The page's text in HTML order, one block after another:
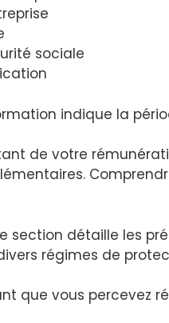
sociale
indique la
de votre
section détaille les
régimes de
que vous percevez